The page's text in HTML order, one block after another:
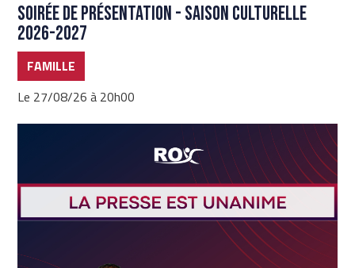
Soirée de présentation - Saison culturelle
2026-2027
FAMILLE
Le 27/08/26 à 20h00